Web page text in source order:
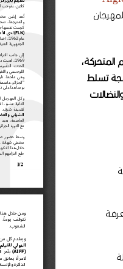
المتحركة،
تسلط